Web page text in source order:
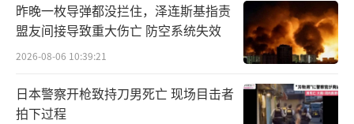
昨晚一枚导弹都没拦住，泽连斯基指责
盟友间接导致重大伤亡 防空系统失效
2026-08-06 10:39:21
日本警察开枪致持刀男死亡 现场目击者
拍下过程